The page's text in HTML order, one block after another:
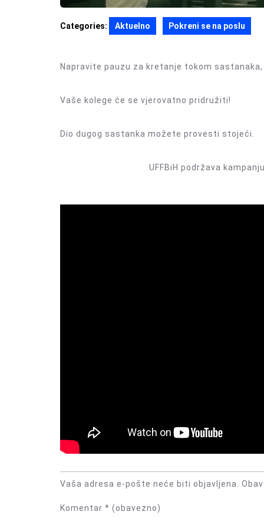
Categories: Aktuelno Pokreni se na poslu
Napravite pauzu za kretanje tokom
Vaše kolege će se vjerovatno pridružiti!
Dio dugog sastanka možete provesti stojeći.
UFFBiH podržava kampanju
Vaša adresa e-pošte neće biti objavljena.
Komentar * (obavezno)